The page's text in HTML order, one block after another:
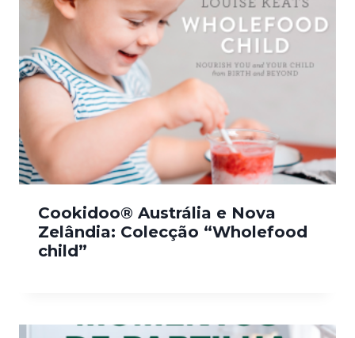
Cookidoo® Austrália e Nova
Zelândia: Colecção “Wholefood
child”